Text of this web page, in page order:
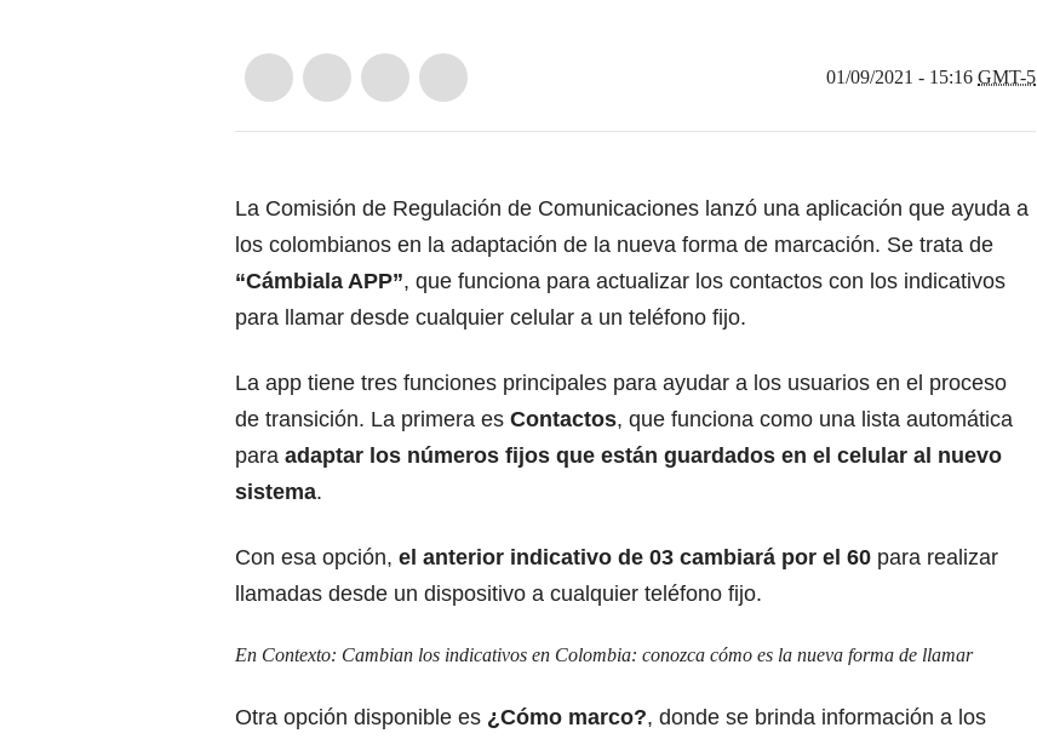
01/09/2021 - 15:16 GMT-5
La Comisión de Regulación de Comunicaciones lanzó una aplicación que ayuda a
los colombianos en la adaptación de la nueva forma de marcación. Se trata de
“Cámbiala APP”, que funciona para actualizar los contactos con los indicativos
para llamar desde cualquier celular a un teléfono fijo.
La app tiene tres funciones principales para ayudar a los usuarios en el proceso
de transición. La primera es Contactos, que funciona como una lista automática
para adaptar los números fijos que están guardados en el celular al nuevo
sistema.
Con esa opción, el anterior indicativo de 03 cambiará por el 60 para realizar
llamadas desde un dispositivo a cualquier teléfono fijo.
En Contexto: Cambian los indicativos en Colombia: conozca cómo es la nueva forma de llamar
Otra opción disponible es ¿Cómo marco?, donde se brinda información a los